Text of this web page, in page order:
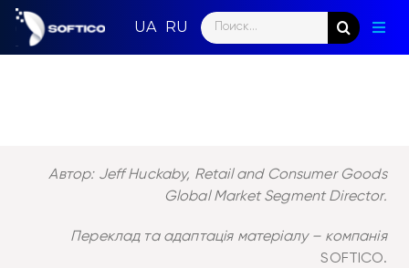
Skip
content
Search
for:
Автор: Jeff Huckaby, Retail and Consumer Goods
Global Market Segment Director.
Переклад та адаптація матеріалу – компанія
SOFTICO.